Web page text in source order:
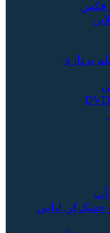
فکس
برداری
آب
خشک‌کن لباس